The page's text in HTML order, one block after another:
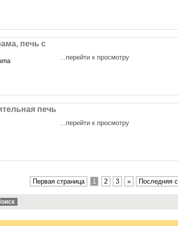
печь с
...перейти к просмотру
печь
...перейти к просмотру
Первая страница 1 2 3 » Последняя